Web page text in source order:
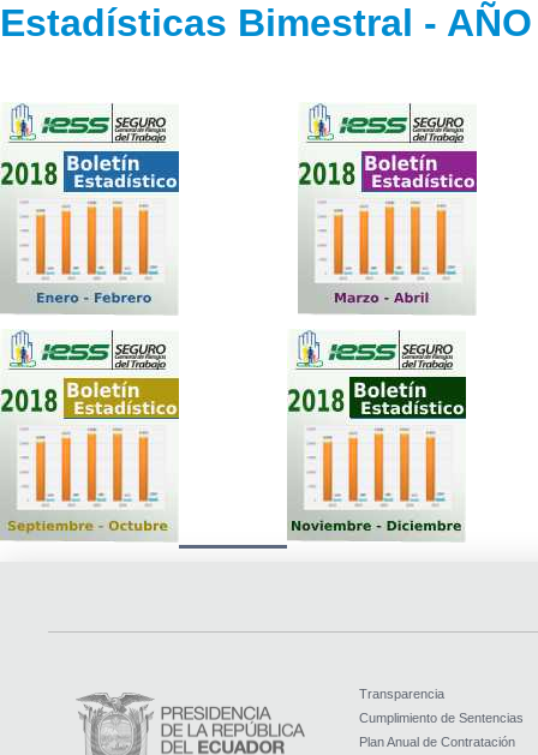
Estadísticas Bimestral -
Transparencia
Cumplimiento de Sentencias
Plan Anual de Contratación